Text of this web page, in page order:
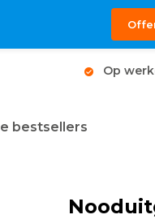
Op
bestsellers